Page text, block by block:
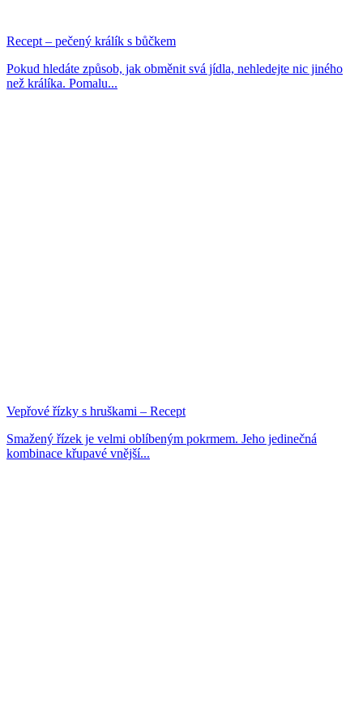
Recept – pečený králík s bůčkem
Pokud hledáte způsob, jak obměnit svá jídla, nehledejte nic jiného
než králíka. Pomalu...
Vepřové řízky s hruškami – Recept
Smažený řízek je velmi oblíbeným pokrmem. Jeho jedinečná
kombinace křupavé vnější...